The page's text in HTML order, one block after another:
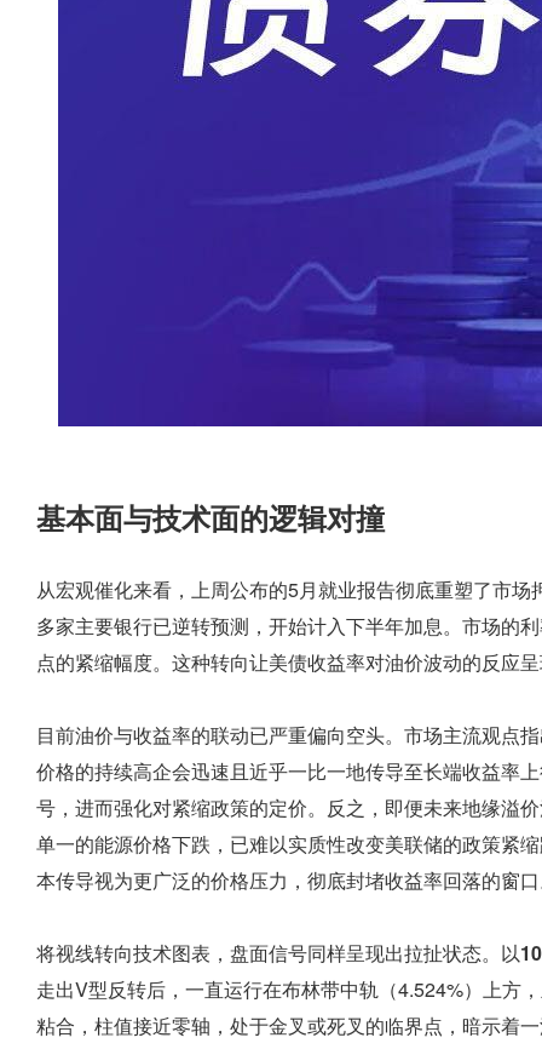
基本面与技术面的逻辑对撞
从宏观催化来看，上周公布的5月就业报告彻底重塑了市
多家主要银行已逆转预测，开始计入下半年加息。市场的
点的紧缩幅度。这种转向让美债收益率对油价波动的反应
目前油价与收益率的联动已严重偏向空头。市场主流观点
价格的持续高企会迅速且近乎一比一地传导至长端收益率
号，进而强化对紧缩政策的定价。反之，即便未来地缘溢
单一的能源价格下跌，已难以实质性改变美联储的政策紧
本传导视为更广泛的价格压力，彻底封堵收益率回落的窗
将视线转向技术图表，盘面信号同样呈现出拉扯状态。以
走出V型反转后，一直运行在布林带中轨（4.524%）上方
粘合，柱值接近零轴，处于金叉或死叉的临界点，暗示着